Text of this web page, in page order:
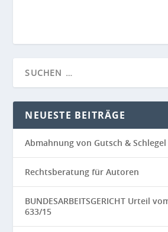
NEUESTE BEITRÄGE
Abmahnung von Gutsch & Schlegel
Rechtsberatung für Autoren
BUNDESARBEITSGERICHT Urteil
633/15